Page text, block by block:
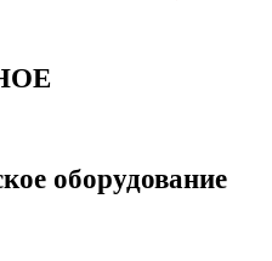
оборудование